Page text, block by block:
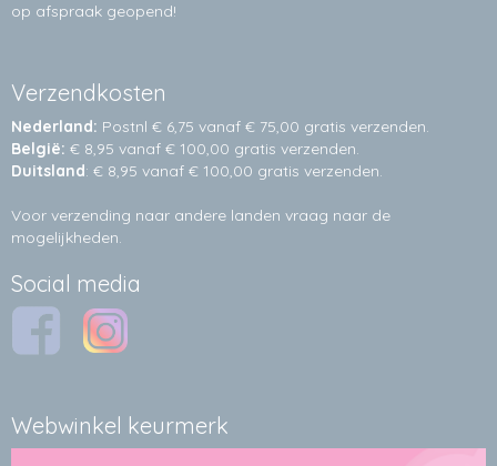
op afspraak geopend!
Verzendkosten
Nederland: Postnl € 6,75 vanaf € 75,00 gratis verzenden.
België: € 8,95 vanaf € 100,00 gratis verzenden.
Duitsland: € 8,95 vanaf € 100,00 gratis verzenden.
Voor verzending naar andere landen vraag naar de
mogelijkheden.
Social media
Webwinkel keurmerk